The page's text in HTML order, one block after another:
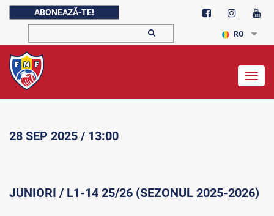
ABONEAZĂ-TE!
RO
28 SEP 2025 / 13:00
JUNIORI / L1-14 25/26 (SEZONUL 2025-2026)